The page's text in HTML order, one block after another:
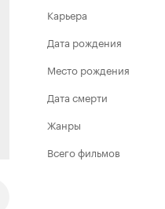
Карьера
Дата рождения
Место рождения
Дата смерти
Жанры
Всего фильмов